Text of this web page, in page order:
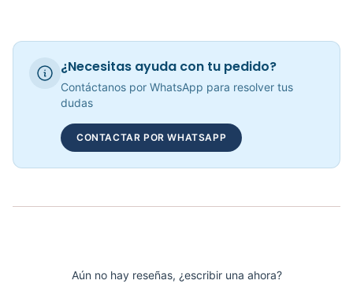
COP 1,971,568.00
¿Necesitas ayuda con tu pedido?
Contáctanos por WhatsApp para resolver tus
dudas
CONTACTAR POR WHATSAPP
Aún no hay reseñas, ¿escribir una ahora?